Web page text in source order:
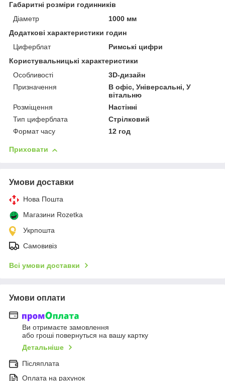
Габаритні розміри годинників
Діаметр
1000 мм
Додаткові характеристики годин
Циферблат
Римські цифри
Користувальницькі характеристики
Особливості
3D-дизайн
Призначення
В офіс, Універсальні, У
вітальню
Розміщення
Настінні
Тип циферблата
Стрілковий
Формат часу
12 год
Приховати
Умови доставки
Нова Пошта
Магазини Rozetka
Укрпошта
Самовивіз
Всі умови доставки
Умови оплати
Ви отримаєте замовлення
або гроші повернуться на вашу картку
Детальніше
Післяплата
Оплата на рахунок